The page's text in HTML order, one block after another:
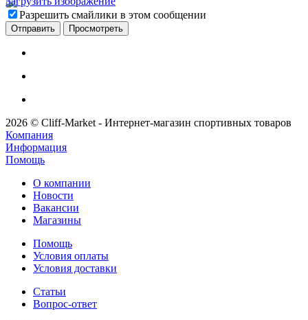
Разрешить смайлики в этом сообщении
2026 © Cliff-Market - Интернет-магазин спортивных товаров
Компания
Информация
Помощь
О компании
Новости
Вакансии
Магазины
Помощь
Условия оплаты
Условия доставки
Статьи
Вопрос-ответ